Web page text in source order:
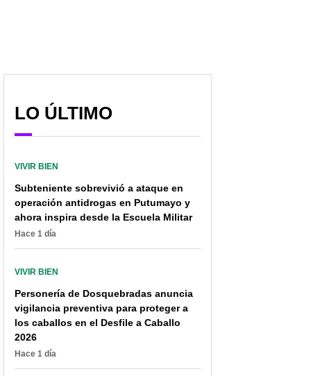
LO ÚLTIMO
VIVIR BIEN
Subteniente sobrevivió a ataque en
operación antidrogas en Putumayo y
ahora inspira desde la Escuela Militar
Hace 1 día
VIVIR BIEN
Personería de Dosquebradas anuncia
vigilancia preventiva para proteger a
los caballos en el Desfile a Caballo
2026
Hace 1 día